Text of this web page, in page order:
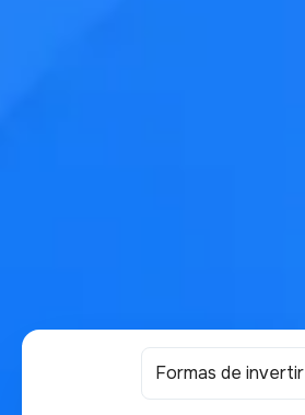
Formas de invertir